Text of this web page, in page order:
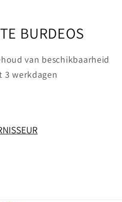
BURDEOS
van beschikbaarheid
3 werkdagen